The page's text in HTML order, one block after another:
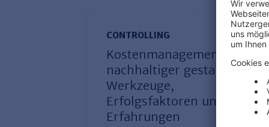
CONTROLLING
Kostenmanagement
nachhaltiger gestalten:
Werkzeuge,
Erfolgsfaktoren und
Erfahrungen